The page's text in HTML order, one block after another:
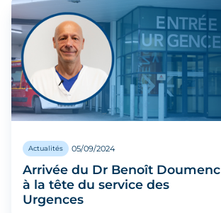
Actualités 05/09/2024
Arrivée du Dr Benoît Doumenc
à la tête du service des
Urgences